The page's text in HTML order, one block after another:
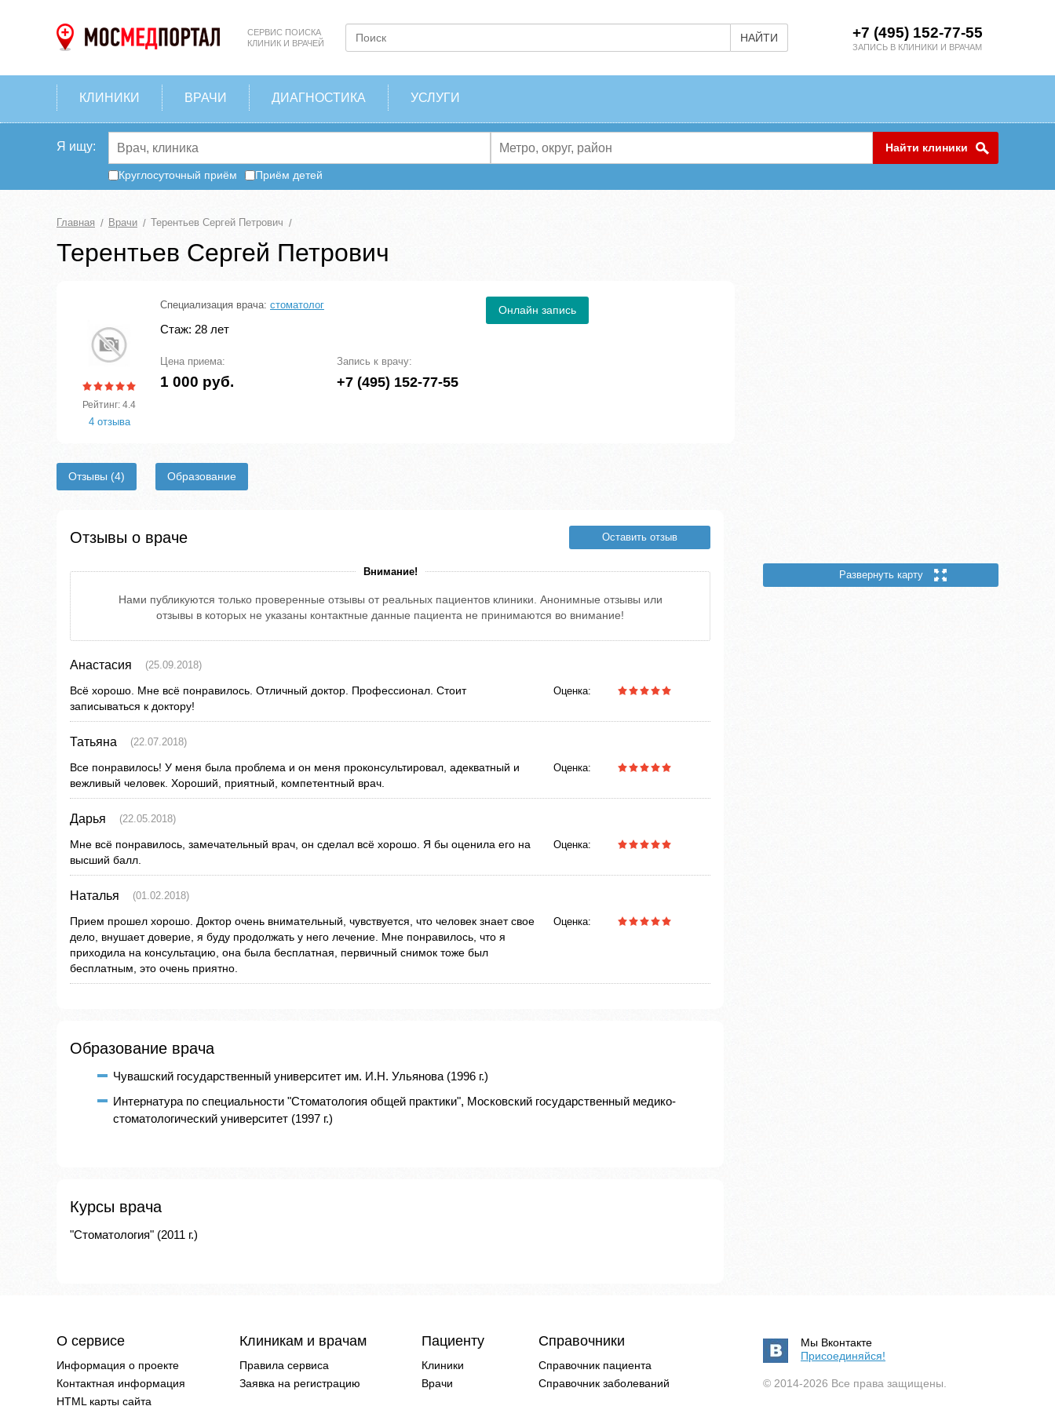
СЕРВИС ПОИСКА
КЛИНИК И ВРАЧЕЙ
НАЙТИ +7 (495) 152-77-55
ЗАПИСЬ В КЛИНИКИ И ВРАЧАМ
КЛИНИКИ ВРАЧИ ДИАГНОСТИКА УСЛУГИ
Я ищу: Найти клиники
Круглосуточный приём Приём детей
Главная Врачи Терентьев Сергей Петрович
Терентьев Сергей Петрович
Рейтинг: 4.4
4 отзыва
Специализация врача: стоматолог
Стаж: 28 лет
Цена приема:
1 000 руб.
Запись к врачу:
+7 (495) 152-77-55
Онлайн запись
Отзывы (4) Образование
Отзывы о враче Оставить отзыв
Внимание!
Нами публикуются только проверенные отзывы от реальных пациентов клиники. Анонимные отзывы или
отзывы в которых не указаны контактные данные пациента не принимаются во внимание!
Анастасия (25.09.2018)
Всё хорошо. Мне всё понравилось. Отличный доктор. Профессионал. Стоит
записываться к доктору!
Оценка:
Татьяна (22.07.2018)
Все понравилось! У меня была проблема и он меня проконсультировал, адекватный и
вежливый человек. Хороший, приятный, компетентный врач.
Оценка:
Дарья (22.05.2018)
Мне всё понравилось, замечательный врач, он сделал всё хорошо. Я бы оценила его на
высший балл.
Оценка:
Наталья (01.02.2018)
Прием прошел хорошо. Доктор очень внимательный, чувствуется, что человек знает свое
дело, внушает доверие, я буду продолжать у него лечение. Мне понравилось, что я
приходила на консультацию, она была бесплатная, первичный снимок тоже был
бесплатным, это очень приятно.
Оценка:
Образование врача
Чувашский государственный университет им. И.Н. Ульянова (1996 г.)
Интернатура по специальности "Стоматология общей практики", Московский государственный медико-
стоматологический университет (1997 г.)
Курсы врача
"Стоматология" (2011 г.)
Развернуть карту
О сервисе
Информация о проекте
Контактная информация
HTML карты сайта
Клиникам и врачам
Правила сервиса
Заявка на регистрацию
Пациенту
Клиники
Врачи
Справочники
Справочник пациента
Справочник заболеваний
Мы Вконтакте
Присоединяйся!
© 2014-2026 Все права защищены.